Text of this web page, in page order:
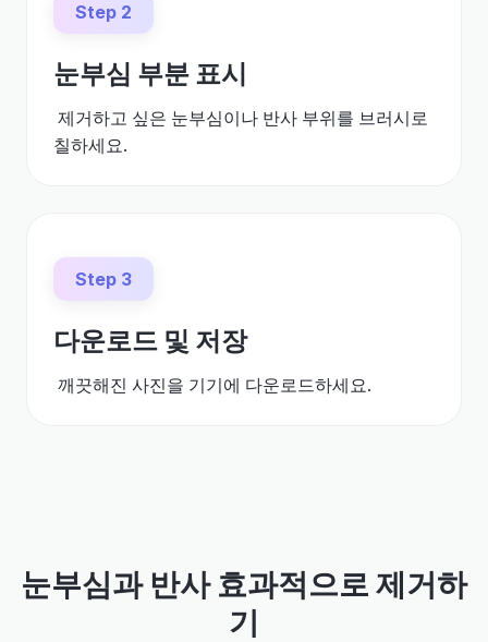
Step 2
눈부심 부분 표시
제거하고 싶은 눈부심이나 반사 부위를 브러시로
칠하세요.
Step 3
다운로드 및 저장
깨끗해진 사진을 기기에 다운로드하세요.
눈부심과 반사 효과적으로 제거하
기